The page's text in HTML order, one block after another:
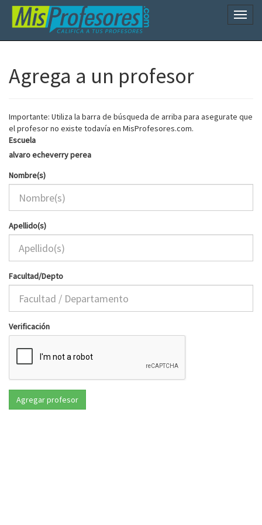
Agrega a un profesor
Importante: Utiliza la barra de búsqueda de arriba para asegurate que
el profesor no existe todavía en MisProfesores.com.
Escuela
alvaro echeverry perea
Nombre(s)
Apellido(s)
Facultad/Depto
Verificación